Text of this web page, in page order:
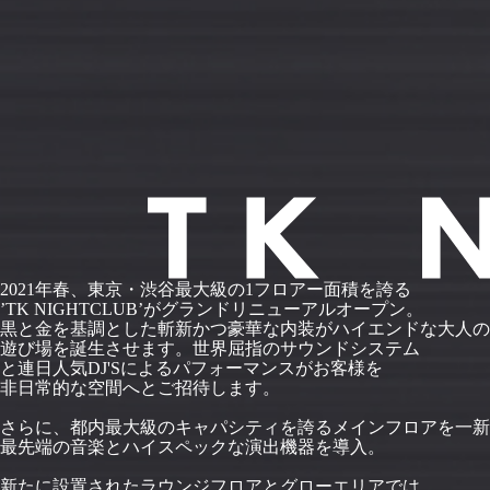
2021年春、東京・渋谷最大級の1フロアー面積を誇る
’TK NIGHTCLUB’がグランドリニューアルオープン。
黒と金を基調とした斬新かつ豪華な内装がハイエンドな大人の
遊び場を誕生させます。世界屈指のサウンドシステム
と連日人気DJ'Sによるパフォーマンスがお客様を
非日常的な空間へとご招待します。
さらに、都内最大級のキャパシティを誇るメインフロアを一
最先端の音楽とハイスペックな演出機器を導入。